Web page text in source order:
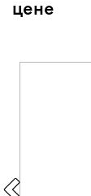
цене